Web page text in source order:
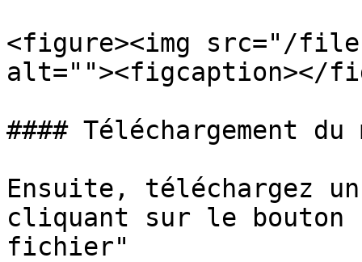
<figure><img src="/files/
alt=""><figcaption></
#### Téléchargement
Ensuite, téléchargez
cliquant sur le bouton
fichier"